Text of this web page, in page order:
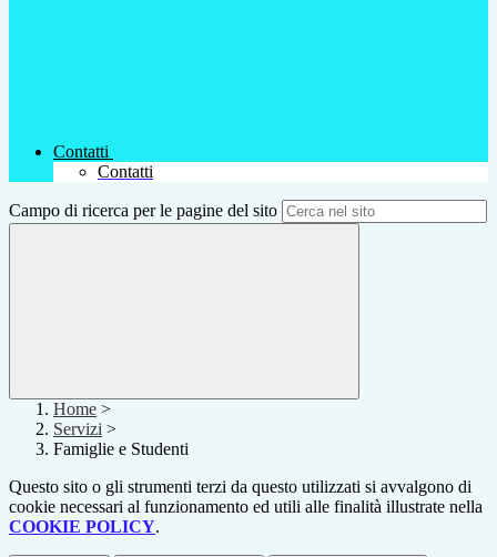
Contatti
Contatti
Campo di ricerca per le pagine del sito
Home >
Servizi >
Famiglie e Studenti
Questo sito o gli strumenti terzi da questo utilizzati si avvalgono di
cookie necessari al funzionamento ed utili alle finalità illustrate nella
COOKIE POLICY.